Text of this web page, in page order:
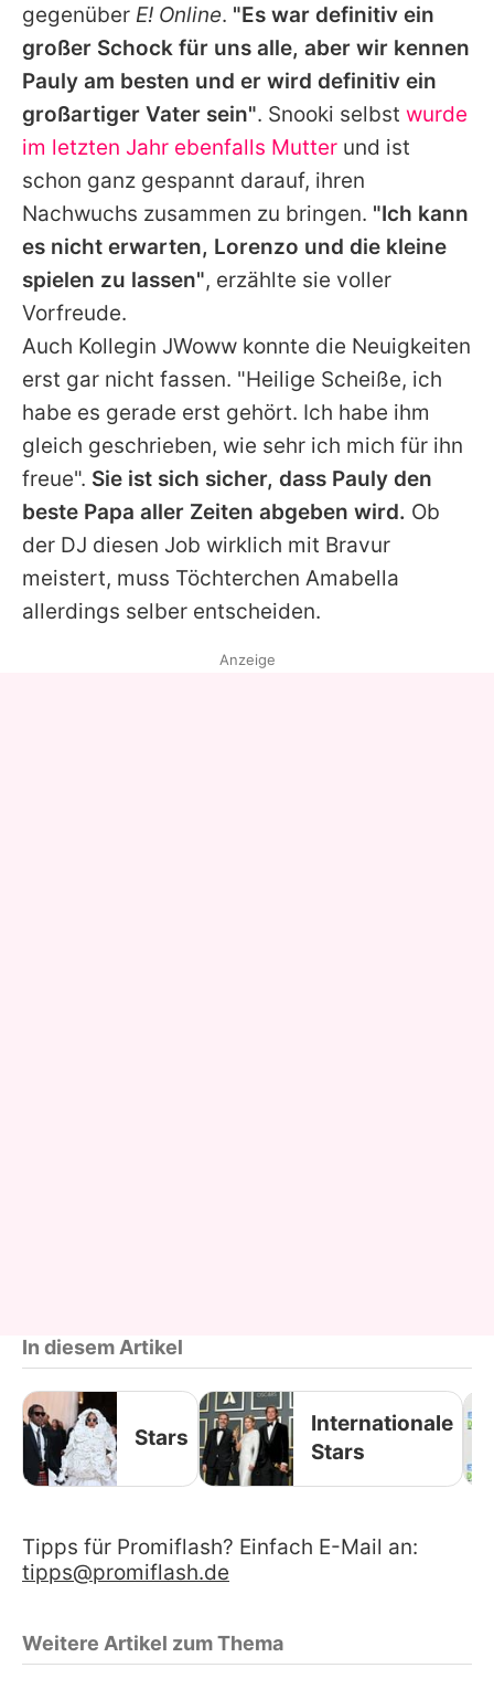
gegenüber E! Online. "Es war definitiv ein
großer Schock für uns alle, aber wir kennen
Pauly am besten und er wird definitiv ein
großartiger Vater sein". Snooki selbst wurde
im letzten Jahr ebenfalls Mutter und ist
schon ganz gespannt darauf, ihren
Nachwuchs zusammen zu bringen. "Ich kann
es nicht erwarten, Lorenzo und die kleine
spielen zu lassen", erzählte sie voller
Vorfreude.
Auch Kollegin JWoww konnte die Neuigkeiten
erst gar nicht fassen. "Heilige Scheiße, ich
habe es gerade erst gehört. Ich habe ihm
gleich geschrieben, wie sehr ich mich für ihn
freue". Sie ist sich sicher, dass Pauly den
beste Papa aller Zeiten abgeben wird. Ob
der DJ diesen Job wirklich mit Bravur
meistert, muss Töchterchen Amabella
allerdings selber entscheiden.
Anzeige
In diesem Artikel
Stars
Internationale
Stars
Tipps für Promiflash? Einfach E-Mail an:
tipps@promiflash.de
Weitere Artikel zum Thema